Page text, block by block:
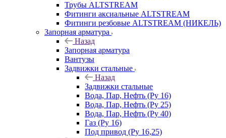
Трубы ALTSTREAM
Фитинги аксиальные ALTSTREAM
Фитинги резбовые ALTSTREAM (НИКЕЛЬ)
Запорная арматура
Назад
Запорная арматура
Вантузы
Задвижки стальные
Назад
Задвижки стальные
Вода, Пар, Нефть (Ру 16)
Вода, Пар, Нефть (Ру 25)
Вода, Пар, Нефть (Ру 40)
Газ (Ру 16)
Под привод (Ру 16,25)